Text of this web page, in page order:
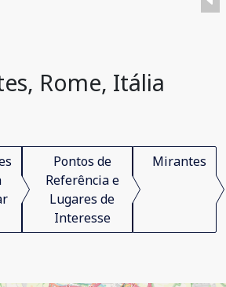
Rome, Itália
Pontos de
Referência e
Lugares de
Interesse
Mirantes